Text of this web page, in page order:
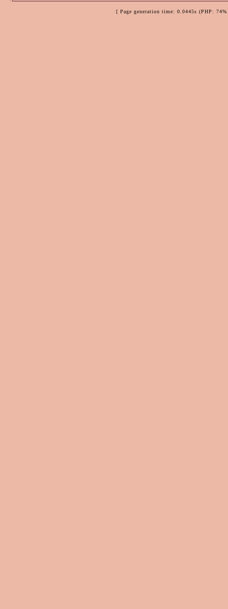
[ Page generation time: 0.0445s (PHP: